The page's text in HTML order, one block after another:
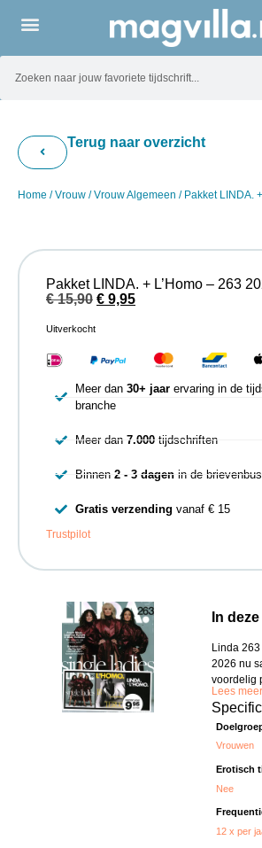
Terug naar overzicht
Home /Vrouw /Vrouw Algemeen / Pakket LINDA.
In
Linda 263
2026 nu
voordelig
Lees meer
Vrouwen
Erotisch
Nee
12 x per
Pakket LINDA. + L’Homo – 263
€15,90 € 9,95
Uitverkocht
Meer dan 30+ jaarervaring in de
branche
Meer dan 7.000tijdschriften
Binnen 2 - 3 dagenin de brievenbus
Gratis verzending vanaf € 15
Trustpilot